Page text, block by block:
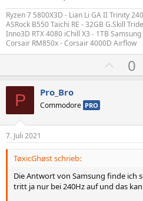
Ryzen 7 5800X3D - Lian Li GA II Trinity
ASRock B550 Taichi RE - 32GB G.Skill
Inno3D RTX 4080 iChill X3 - 1TB
Corsair RM850x - Corsair 4000D Airflow
o
t
v
S
t
0
P Pro_Bro
Commodore PRO
7. Juli 2021
TøxicGhøst schrieb:
Die Antwort von Samsung finde ich
tritt ja nur bei 240Hz auf und das